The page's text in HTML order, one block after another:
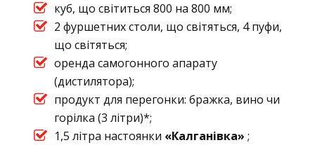
куб, що світиться 800 на 800 мм;
2 фуршетних столи, що світяться, 4 пуфи,
що світяться;
оренда самогонного апарату
(дистилятора);
продукт для перегонки: бражка, вино чи
горілка (3 літри)*;
1,5 літра настоянки «Калганівка» ;